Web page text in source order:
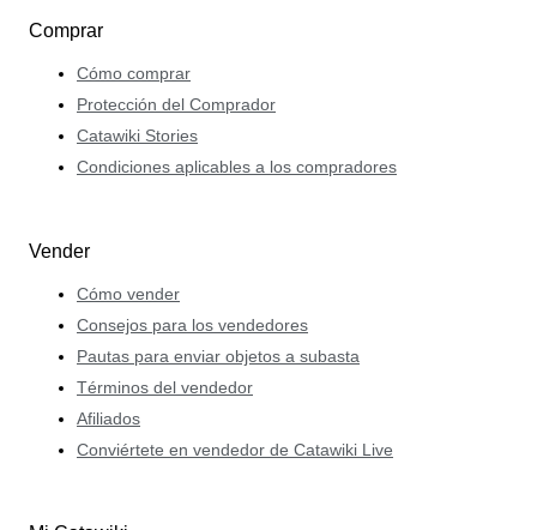
Comprar
Cómo comprar
Protección del Comprador
Catawiki Stories
Condiciones aplicables a los compradores
Vender
Cómo vender
Consejos para los vendedores
Pautas para enviar objetos a subasta
Términos del vendedor
Afiliados
Conviértete en vendedor de Catawiki Live